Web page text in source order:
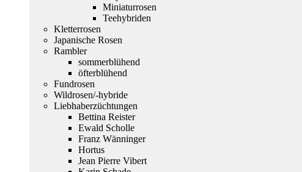
Miniaturrosen
Teehybriden
Kletterrosen
Japanische Rosen
Rambler
sommerblühend
öfterblühend
Fundrosen
Wildrosen/-hybride
Liebhaberzüchtungen
Bettina Reister
Ewald Scholle
Franz Wänninger
Hortus
Jean Pierre Vibert